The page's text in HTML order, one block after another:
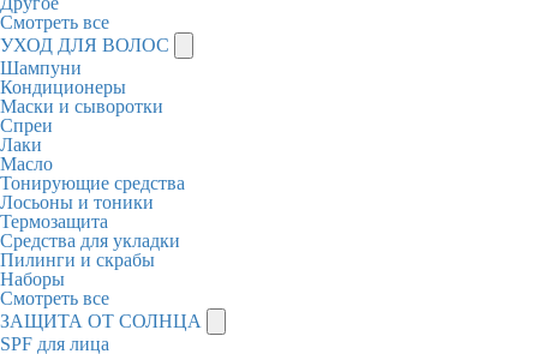
Смотреть все
УХОД ДЛЯ ВОЛОС
Шампуни
Кондиционеры
Маски и сыворотки
Спреи
Лаки
Масло
Тонирующие средства
Лосьоны и тоники
Термозащита
Средства для укладки
Пилинги и скрабы
Наборы
Смотреть все
ЗАЩИТА ОТ СОЛНЦА
SPF для лица